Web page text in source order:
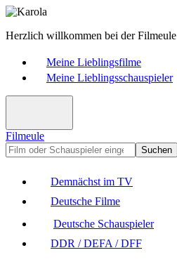
Herzlich willkommen bei der Filmeule
Meine Lieblingsfilme
Meine Lieblingsschauspieler
Filmeule
Suchen
Demnächst im TV
Deutsche Filme
Deutsche Schauspieler
DDR / DEFA / DFF